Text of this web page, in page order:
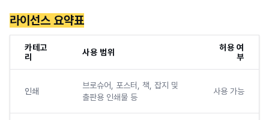
라이선스 요약표
카테고
리
사용 범위
허용 여
부
인쇄
브로슈어, 포스터, 책, 잡지 및
출판용 인쇄물 등
사용 가능